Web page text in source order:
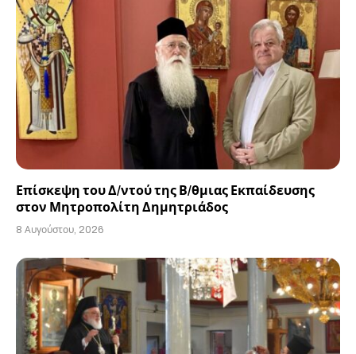
Επίσκεψη του Δ/ντού της Β/θμιας Εκπαίδευσης
στον Μητροπολίτη Δημητριάδος
8 Αυγούστου, 2026